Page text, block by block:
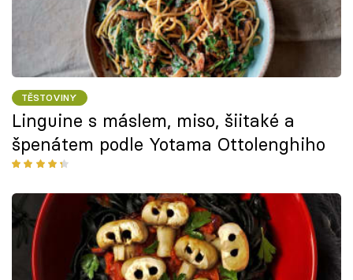
TĚSTOVINY
Linguine s máslem, miso, šiitaké a
špenátem podle Yotama Ottolenghiho